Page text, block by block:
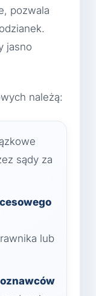
pozwala
jasno
należą:
sądy za
lub